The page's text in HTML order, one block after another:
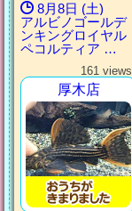
8月8日 (土)
アルビノゴールデ
ンキングロイヤル
ペコルティア …
161 views
厚木店